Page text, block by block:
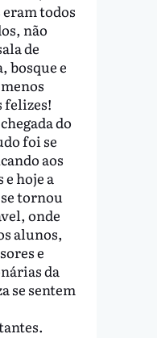
todos
não
de
bosque e
felizes!
do
foi se
aos
e hoje a
tornou
onde
alunos,
e
da
se sentem